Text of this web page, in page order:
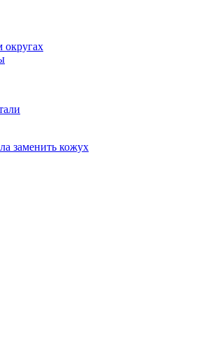
округах
заменить кожух